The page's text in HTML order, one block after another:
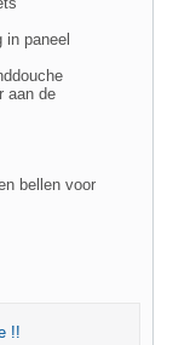
in paneel
aan de
bellen voor
!!